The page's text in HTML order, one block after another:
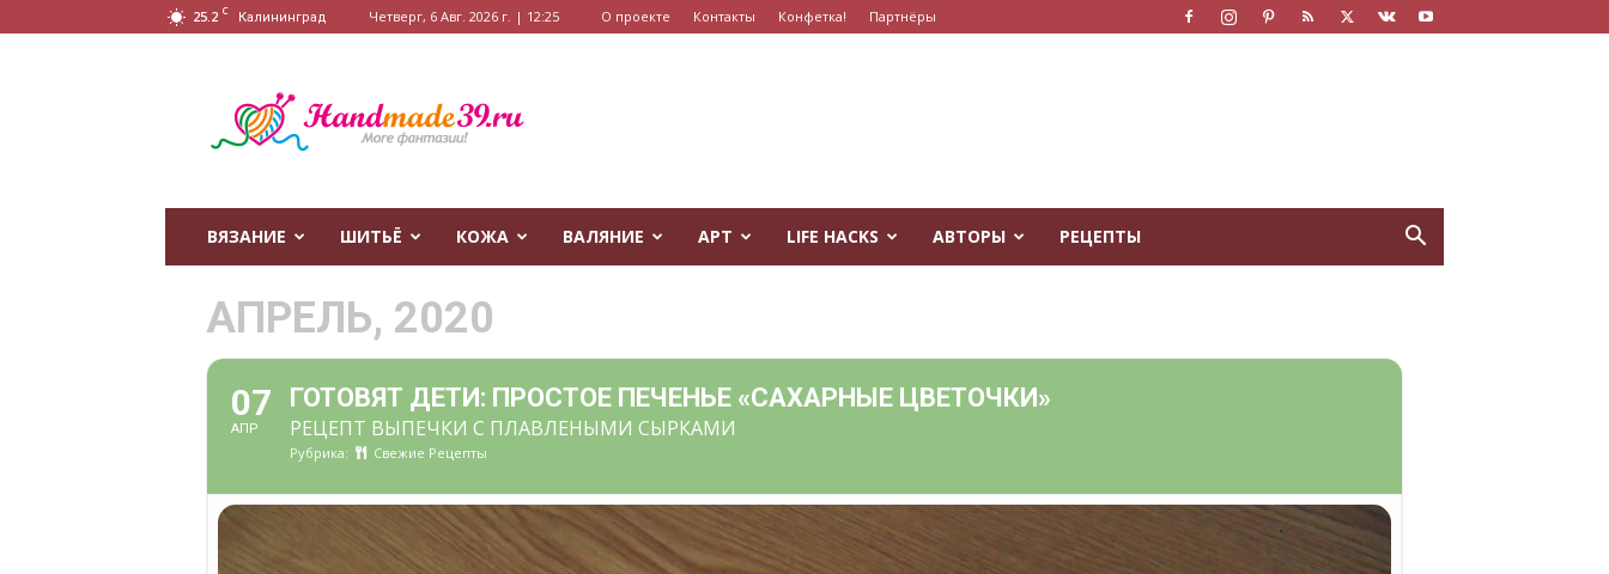
25.2 C Калининград Четверг, 6 Авг. 2026 г. | 12:25 О проекте Контакты Конфетка! Партнёры
ВЯЗАНИЕ ШИТЬЁ КОЖА ВАЛЯНИЕ АРТ LIFE HACKS АВТОРЫ РЕЦЕПТЫ
АПРЕЛЬ, 2020
07
АПР
ГОТОВЯТ ДЕТИ: ПРОСТОЕ ПЕЧЕНЬЕ «САХАРНЫЕ ЦВЕТОЧКИ»
РЕЦЕПТ ВЫПЕЧКИ С ПЛАВЛЕНЫМИ СЫРКАМИ
Рубрика: Свежие Рецепты